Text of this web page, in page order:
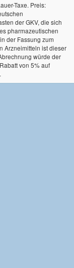
Taxe. Preis:
der GKV, die sich
pharmazeutischen
der Fassung zum
Arzneimitteln ist dieser
würde der
von 5% auf